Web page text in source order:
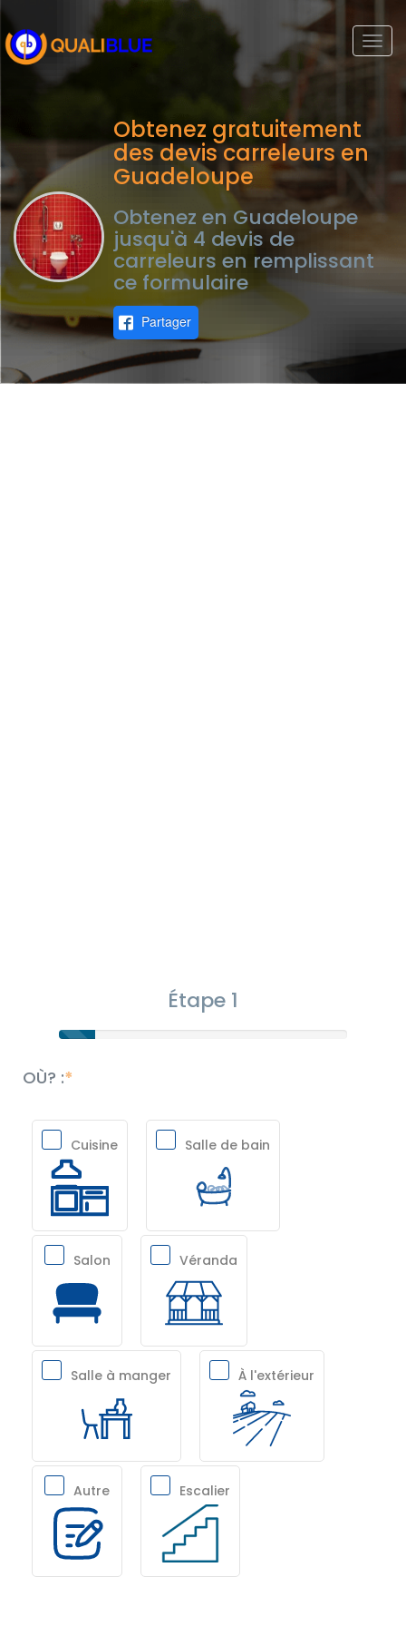
Obtenez gratuitement
des devis carreleurs en
Guadeloupe
Obtenez en Guadeloupe
jusqu'à 4 devis de
carreleurs en remplissant
ce formulaire
Partager
Étape 1
OÙ? :
Cuisine Salle de bain
Salon Véranda
Salle à manger À l'extérieur
Autre Escalier